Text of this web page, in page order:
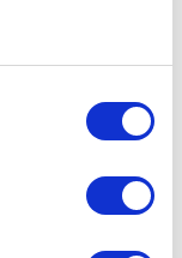
бізнесів за